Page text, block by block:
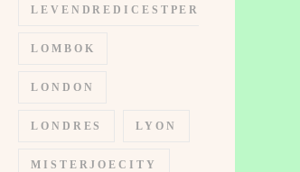
LEVENDREDICESTPERMIS
LOMBOK
LONDON
LONDRES LYON
MISTERJOECITY